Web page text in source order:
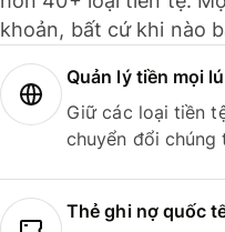
khoản, bất cứ khi nào
Quản lý tiền mọi
Giữ các loại tiền
chuyển đổi chúng
Thẻ ghi nợ quốc